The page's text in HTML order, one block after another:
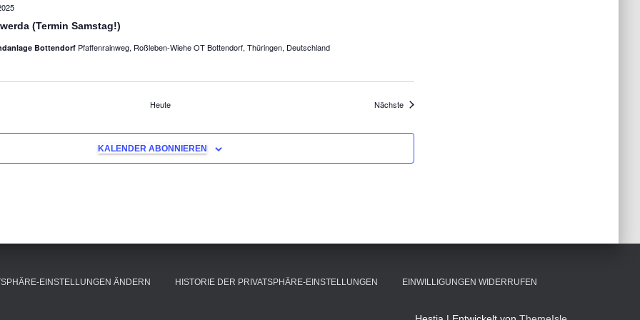
(Termin Samstag!)
Bottendorf Pfaffenrainweg, Roßleben-Wiehe OT Bottendorf, Thüringen, Deutschland
Heute NächsteVeranstaltungen
KALENDER ABONNIEREN
EINSTELLUNGEN ÄNDERN HISTORIE DER PRIVATSPHÄRE-EINSTELLUNGEN EINWILLIGUNGEN WIDERRUFEN